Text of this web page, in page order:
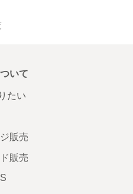
いて
たい
販売
販売